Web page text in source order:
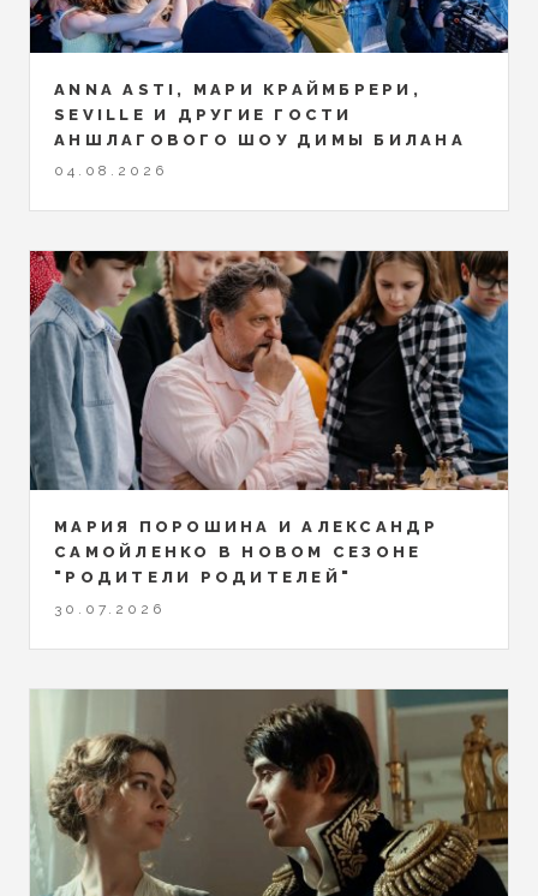
ANNA ASTI, МАРИ КРАЙМБРЕРИ,
SEVILLE И ДРУГИЕ ГОСТИ
АНШЛАГОВОГО ШОУ ДИМЫ БИЛАНА
04.08.2026
МАРИЯ ПОРОШИНА И АЛЕКСАНДР
САМОЙЛЕНКО В НОВОМ СЕЗОНЕ
"РОДИТЕЛИ РОДИТЕЛЕЙ"
30.07.2026